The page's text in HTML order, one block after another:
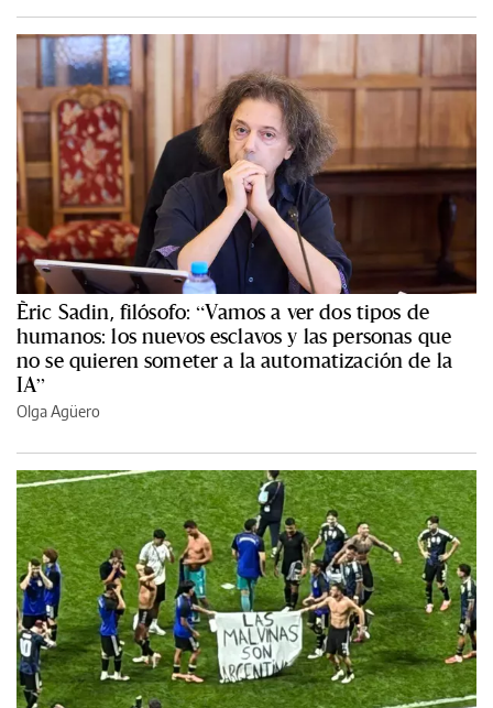
Èric Sadin, filósofo: “Vamos a ver dos tipos de
humanos: los nuevos esclavos y las personas que
no se quieren someter a la automatización de la
IA”
Olga Agüero